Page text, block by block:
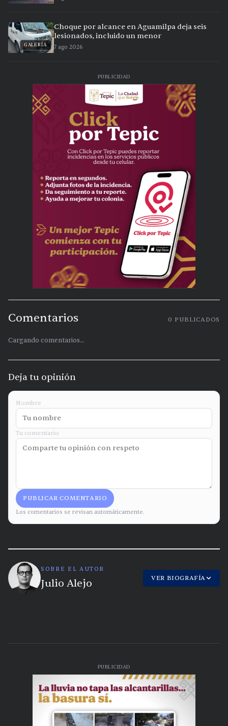
GALERÍA
Choque por alcance en Aguamilpa deja seis
lesionados, incluido un menor
7 ago 2026
PUBLICIDAD
Comentarios 0 PUBLICADOS
Cargando comentarios...
Deja tu opinión
Nombre
Tu comentario
PUBLICAR COMENTARIO
Los comentarios se revisan automáticamente.
SOBRE EL AUTOR
Julio Alejo VER BIOGRAFÍA
PUBLICIDAD